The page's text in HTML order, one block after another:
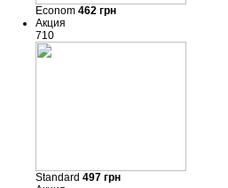
Econom 462 грн
Акция
710
Standard 497 грн